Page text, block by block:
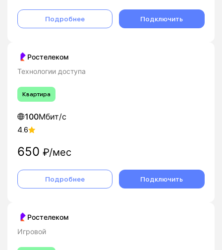
Подробнее Подключить
Ростелеком
Технологии доступа
Квартира
100Мбит/с
4.6
650 ₽/мес
Подробнее Подключить
Ростелеком
Игровой